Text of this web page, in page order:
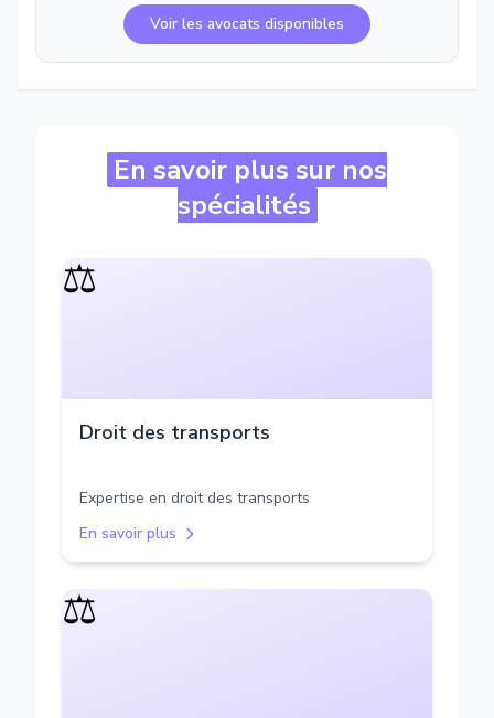
Voir les avocats disponibles
En savoir plus sur nos
spécialités
⚖️
Droit des transports
Expertise en droit des transports
En savoir plus
⚖️